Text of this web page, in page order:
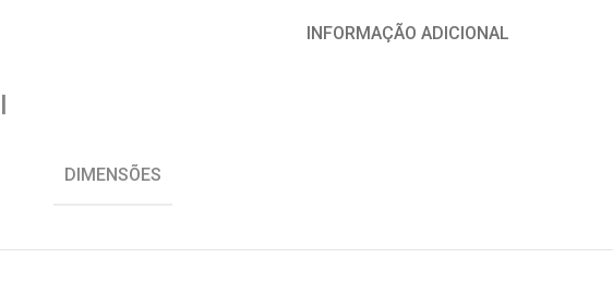
INFORMAÇÃO ADICIONAL
DIMENSÕES